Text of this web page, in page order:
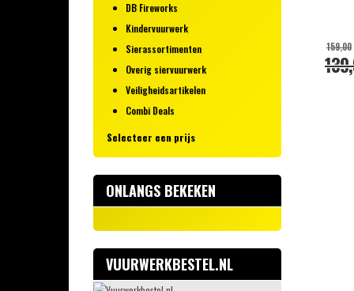
DB Fireworks
Kindervuurwerk
Sierassortimenten
Overig siervuurwerk
Veiligheidsartikelen
Combi Deals
Selecteer een prijs
10 – 25 euro
25 - 50 euro
100 - 200 euro
200+ euro
ONLANGS BEKEKEN
VUURWERKBESTEL.NL
159,00